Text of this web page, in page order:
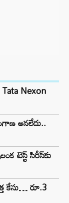
Nexon
అనలేదు..
టెస్ట్ సిరీస్‌కు
కేసు… రూ.3